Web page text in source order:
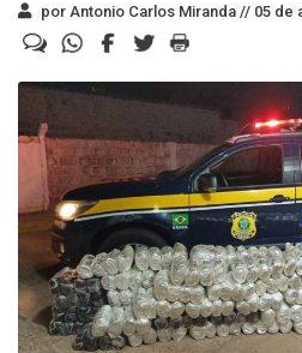
por Antonio Carlos Miranda // 05 de